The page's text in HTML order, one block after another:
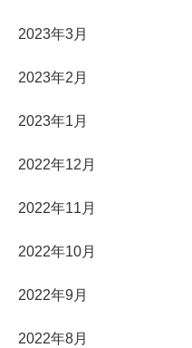
2023年3月
2023年2月
2023年1月
2022年12月
2022年11月
2022年10月
2022年9月
2022年8月